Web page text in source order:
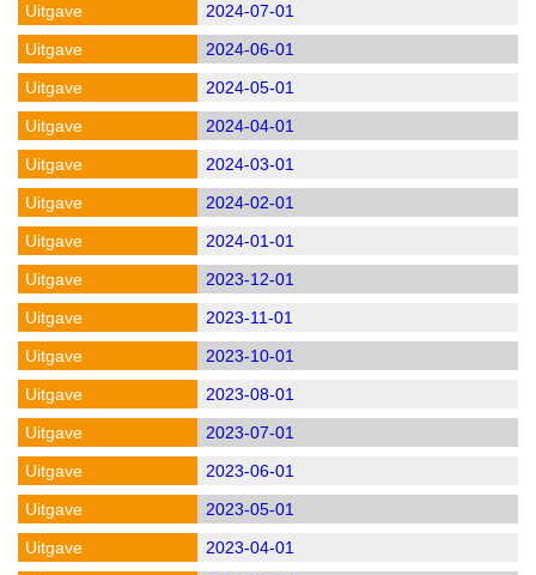
2024-07-01
2024-06-01
2024-05-01
2024-04-01
2024-03-01
2024-02-01
2024-01-01
2023-12-01
2023-11-01
2023-10-01
2023-08-01
2023-07-01
2023-06-01
2023-05-01
2023-04-01